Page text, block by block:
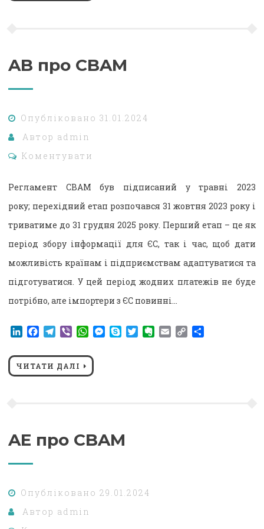
AB про CBAM
Опубліковано 31.01.2024
Автор admin
Коментувати
Регламент CBAM був підписаний у травні 2023
року; перехідний етап розпочався 31 жовтня 2023 року і
триватиме до 31 грудня 2025 року. Перший етап – це як
період збору інформації для ЄС, так і час, щоб дати
можливість країнам і підприємствам адаптуватися та
підготуватися. У цей період жодних платежів не буде
потрібно, але імпортери з ЄС повинні…
LinkedIn
Facebook
Telegram
ViberWhatsApp
Messenger
SkypeTwitterEvernote
EmailCopy
ЧИТАТИ ДАЛІ
AE про CBAM
Опубліковано 29.01.2024
Автор admin